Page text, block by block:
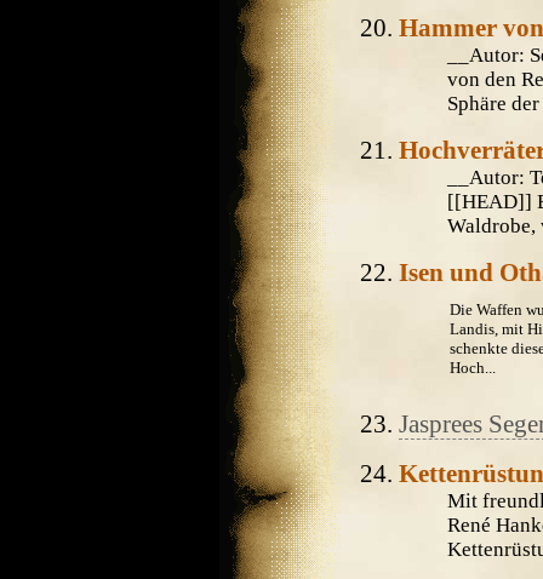
Hammer
__Autor:
von den
Sphäre
__Autor:
[[HEAD]]
Waldrobe,
Isen und
Die Waffen
Landis, mit
schenkte
Hoch...
Jasprees
Mit
René